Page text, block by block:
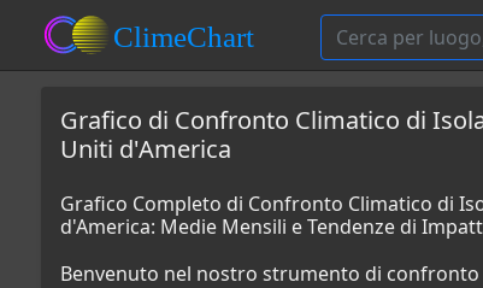
Grafico di Confronto Climatico di
Uniti d'America
Grafico Completo di Confronto Climatico di
d'America: Medie Mensili e Tendenze di
Benvenuto nel nostro strumento di